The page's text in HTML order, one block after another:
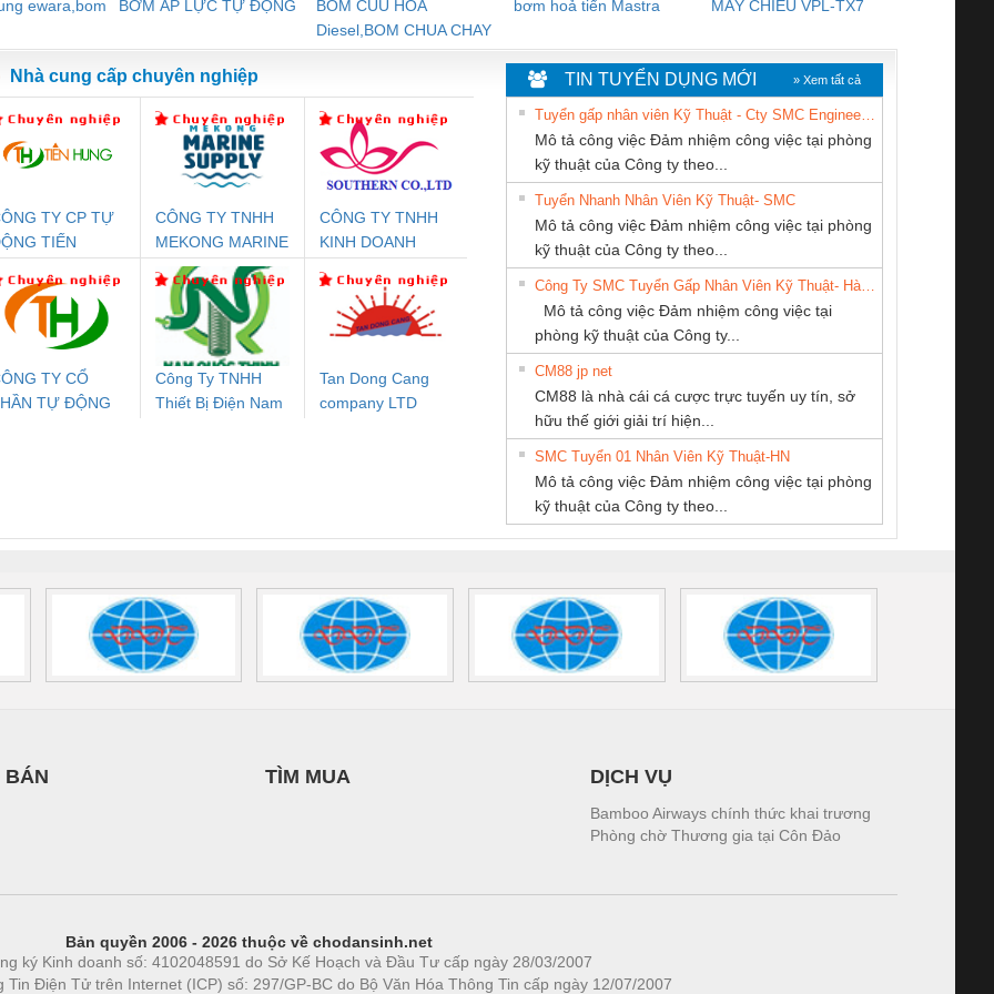
ewara,bom
BƠM ÁP LỰC TỰ ĐỘNG
BOM CUU HOA
Diesel,BOM CHUA CHAY
bơm hoả tiển Mastra MÁY CHIẾU VPL-TX7
An Toàn
Contact
1NO-
24DC-SP -
Rơ Le An Toàn
Phoenix Contact
PSR-SCP-
24UC/ESL4/3X1/1X2/B
- 2981059
Điện AC
Mô-đun Ắc Quy UPS
Bộ Lặp Tín Hiệu
PROFIBUS Phoenix
Contact PSI-REP-
PROFIBUS/12MB -
2708863
Rơ Le An Toàn
Phoenix Contact
2986960 – PSR-
SCP-
24DC/FSP/2X1/1X2
Rơ Le An Toàn
Bộ giám sát chuỗi
tấm pin
TRANSCLINIC 16I+
1K5 H (2502520000)
Bộ giám sát chuỗi
tấm pin
TRANSCLINIC 16I+
1K5 L (2433950000)
Bộ giám sát dòng
TRANSCLINIC 16I+
(2008130000)
Bộ chỉnh lưu nguồn
điện TRANSCLINIC
BKE 1K5.4
(7791400879)2. Giá
Nẹp nhôm chống
trơn Đà Nẵng
Nhà cung cấp chuyên nghiệp
TY CP TỰ
TIẾN
CÔNG TY TNHH
MEKONG MARINE
SUPPLY
CÔNG TY TNHH
KINH DOANH
PHƯƠNG NAM
TY CỔ
TỰ ĐỘNG
Công Ty TNHH
Thiết Bị Điện Nam
Tan Dong Cang
company LTD
CÔNG TY TNHH
KỸ THUẬT KTECH
VIỆT NAM
CÔNG TY TNHH
THIẾT BỊ CÔNG
NGHIỆP NIHON
SETSUBI VIỆT
NAM
Cty TNHH TM QC
CÔNG TY TNHH
THƯƠNG MẠI
DỊCH VỤ KỸ
THUẬT ĐIỆN CƠ
GIA HƯNG PHÁT
PHẦN DÂY VÀ
CÁP ĐIỆN
THƯỢNG ĐÌNH
THƯƠNG MẠI
TIN TUYỂN DỤNG MỚI » Xem tất cả
Mô tả công việc Đảm nhiệm công việc tại phòng
kỹ thuật của Công ty theo...
Tuyển Nhanh Nhân Viên Kỹ Thuật- SMC
Mô tả công việc Đảm nhiệm công việc tại phòng
kỹ thuật của Công ty theo...
Mô tả công việc Đảm nhiệm công việc tại
phòng kỹ thuật của Công ty...
CM88 jp net
CM88 là nhà cái cá cược trực tuyến uy tín, sở
hữu thế giới giải trí hiện...
SMC Tuyển 01 Nhân Viên Kỹ Thuật-HN
Mô tả công việc Đảm nhiệm công việc tại phòng
kỹ thuật của Công ty theo...
BÁN TÌM MUA DỊCH VỤ
Bamboo Airways chính thức khai trương
Phòng chờ Thương gia tại Côn Đảo
Bản quyền 2006 - 2026 thuộc về chodansinh.net
ký Kinh doanh số: 4102048591 do Sở Kế Hoạch và Đầu Tư cấp ngày 28/03/2007
Tin Điện Tử trên Internet (ICP) số: 297/GP-BC do Bộ Văn Hóa Thông Tin cấp ngày 12/07/2007